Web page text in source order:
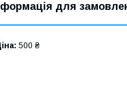
для
500 ₴